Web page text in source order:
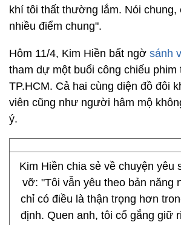
khí tôi thất thường lắm. Nói chung,
nhiều điểm chung".
Hôm 11/4, Kim Hiền bất ngờ sánh
tham dự một buổi công chiếu phim
TP.HCM. Cả hai cùng diện đồ đôi
viên cũng như người hâm mộ
ý.
Kim Hiền chia sẻ về chuyện yêu
vỡ: "Tôi vẫn yêu theo bản năng
chỉ có điều là thận trọng hơn
định. Quen anh, tôi cố gắng giữ